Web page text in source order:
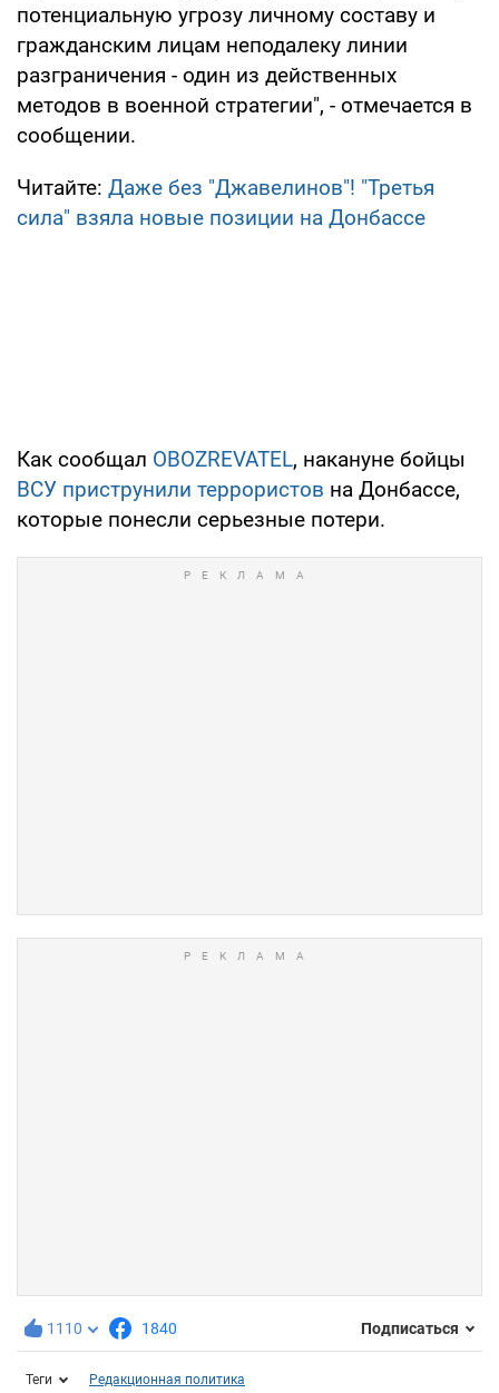
потенциальную угрозу личному составу и
гражданским лицам неподалеку линии
разграничения - один из действенных
методов в военной стратегии", - отмечается в
сообщении.
Читайте: Даже без "Джавелинов"! "Третья
сила" взяла новые позиции на Донбассе
Как сообщал OBOZREVATEL, накануне бойцы
ВСУ приструнили террористов на Донбассе,
которые понесли серьезные потери.
1110 1840 Подписаться
Теги Редакционная политика